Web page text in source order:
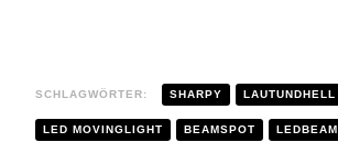
SCHLAGWÖRTER: SHARPY LAUTUNDHELL
LED MOVINGLIGHT BEAMSPOT LEDBEAM